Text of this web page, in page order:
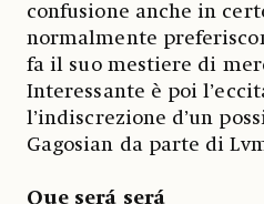
confusione anche in
normalmente
fa il suo mestiere di
Interessante è poi
l’indiscrezione d’un
Gagosian da parte di
Que será será